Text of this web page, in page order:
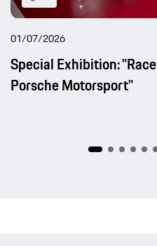
01/07/2026
Special Exhibition:
Porsche Motorsport"